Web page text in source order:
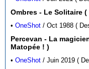
Ombres - Le Solitaire (
•OneShot / Oct
Percevan - La
Matopée ! )
•OneShot /